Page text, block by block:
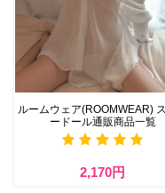
ルームウェア(ROOMWEAR)
ードール通販商品一覧
2,170円